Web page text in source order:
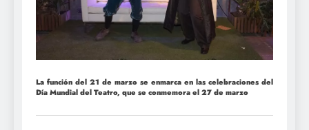
La función del 21 de marzo se enmarca en las celebraciones del
Día Mundial del Teatro, que se conmemora el 27 de marzo